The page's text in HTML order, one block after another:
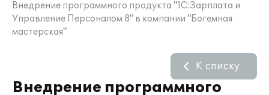
Внедрение программного продукта "1С:Зарплата и
Управление Персоналом 8" в компании "Богемная
мастерская"
Внедрение программного
К списку